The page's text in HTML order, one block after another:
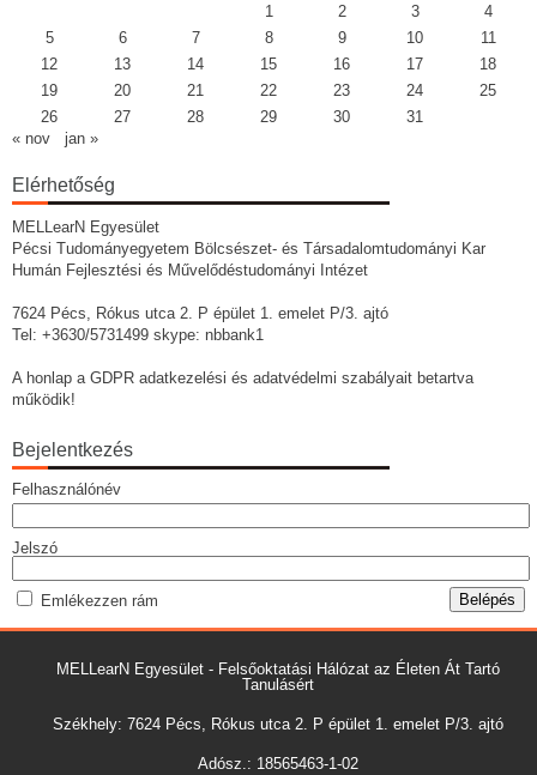
1
2 3
4
5
6 7 8 9 10
11
12
13 14 15 16 17
18
19
20 21 22 23 24
25
26
27 28 29 30
31
« nov
jan »
Elérhetőség
MELLearN Egyesület
Pécsi Tudományegyetem Bölcsészet- és Társadalomtudományi Kar
Humán Fejlesztési és Művelődéstudományi Intézet
7624 Pécs, Rókus utca 2. P épület 1. emelet P/3. ajtó
Tel: +3630/5731499 skype: nbbank1
A honlap a GDPR adatkezelési és adatvédelmi szabályait betartva
működik!
Bejelentkezés
Felhasználónév
Jelszó
Emlékezzen rám
MELLearN Egyesület - Felsőoktatási Hálózat az Életen Át Tartó
Tanulásért
Székhely: 7624 Pécs, Rókus utca 2. P épület 1. emelet P/3. ajtó
Adósz.: 18565463-1-02